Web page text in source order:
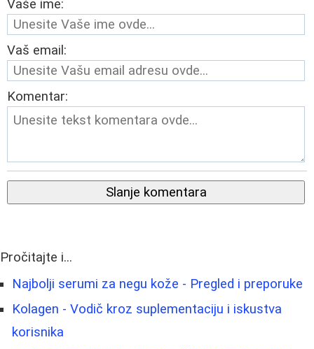
Vaše ime:
Vaš email:
Komentar:
Slanje komentara
Pročitajte i...
Najbolji serumi za negu kože - Pregled i preporuke
Kolagen - Vodič kroz suplementaciju i iskustva
korisnika